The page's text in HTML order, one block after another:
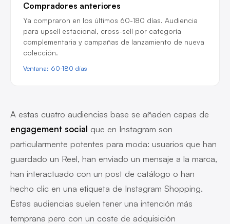
Compradores anteriores
Ya compraron en los últimos 60-180 días. Audiencia
para upsell estacional, cross-sell por categoría
complementaria y campañas de lanzamiento de nueva
colección.
Ventana: 60-180 días
A estas cuatro audiencias base se añaden capas de
engagement social que en Instagram son
particularmente potentes para moda: usuarios que han
guardado un Reel, han enviado un mensaje a la marca,
han interactuado con un post de catálogo o han
hecho clic en una etiqueta de Instagram Shopping.
Estas audiencias suelen tener una intención más
temprana pero con un coste de adquisición